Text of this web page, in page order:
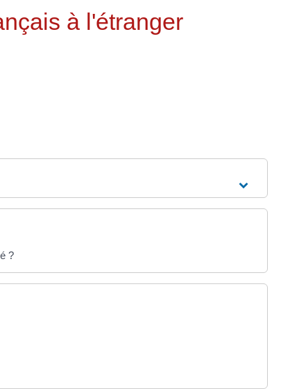
à l'étranger
?